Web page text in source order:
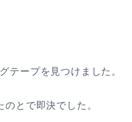
テープを見つけました。
とで即決でした。